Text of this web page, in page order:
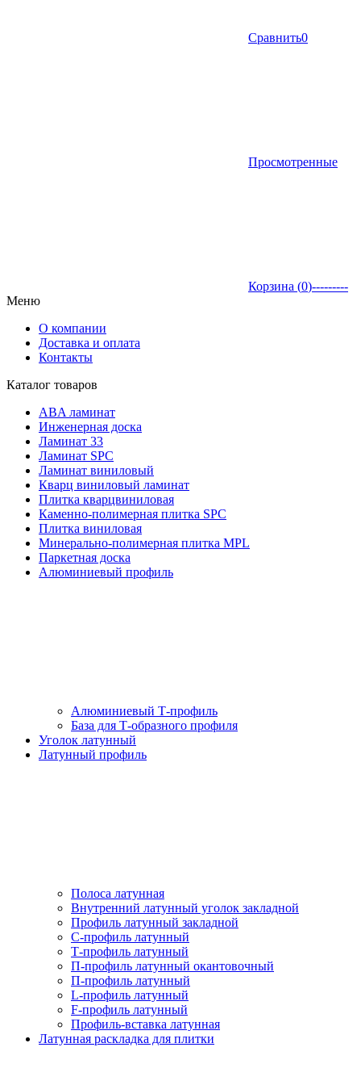
Сравнить0
Просмотренные
Корзина (0)---------
Меню
О компании
Доставка и оплата
Контакты
Каталог товаров
ABA ламинат
Инженерная доска
Ламинат 33
Ламинат SPC
Ламинат виниловый
Кварц виниловый ламинат
Плитка кварцвиниловая
Каменно-полимерная плитка SPC
Плитка виниловая
Минерально-полимерная плитка MPL
Паркетная доска
Алюминиевый профиль
Алюминиевый Т-профиль
База для Т-образного профиля
Уголок латунный
Латунный профиль
Полоса латунная
Внутренний латунный уголок закладной
Профиль латунный закладной
С-профиль латунный
Т-профиль латунный
П-профиль латунный окантовочный
П-профиль латунный
L-профиль латунный
F-профиль латунный
Профиль-вставка латунная
Латунная раскладка для плитки